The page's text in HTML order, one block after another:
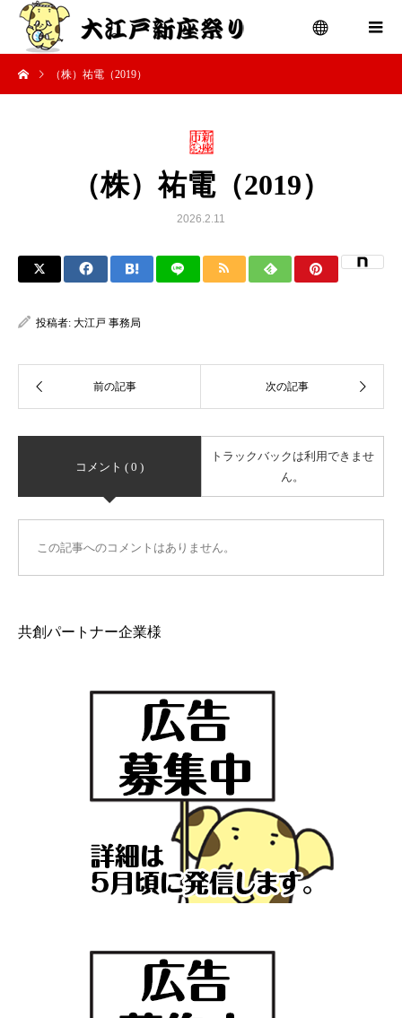
（株）祐電（2019）
（株）祐電（2019）
2026.2.11
投稿者: 大江戸 事務局
コメント ( 0 )
トラックバックは利用できませ
ん。
この記事へのコメントはありません。
共創パートナー企業様